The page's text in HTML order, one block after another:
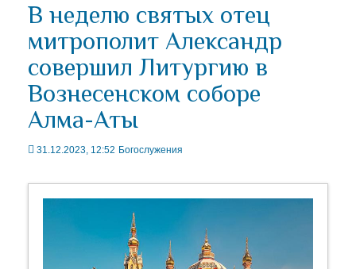
В неделю святых отец
митрополит Александр
совершил Литургию в
Вознесенском соборе
Алма-Аты
31.12.2023, 12:52 Богослужения